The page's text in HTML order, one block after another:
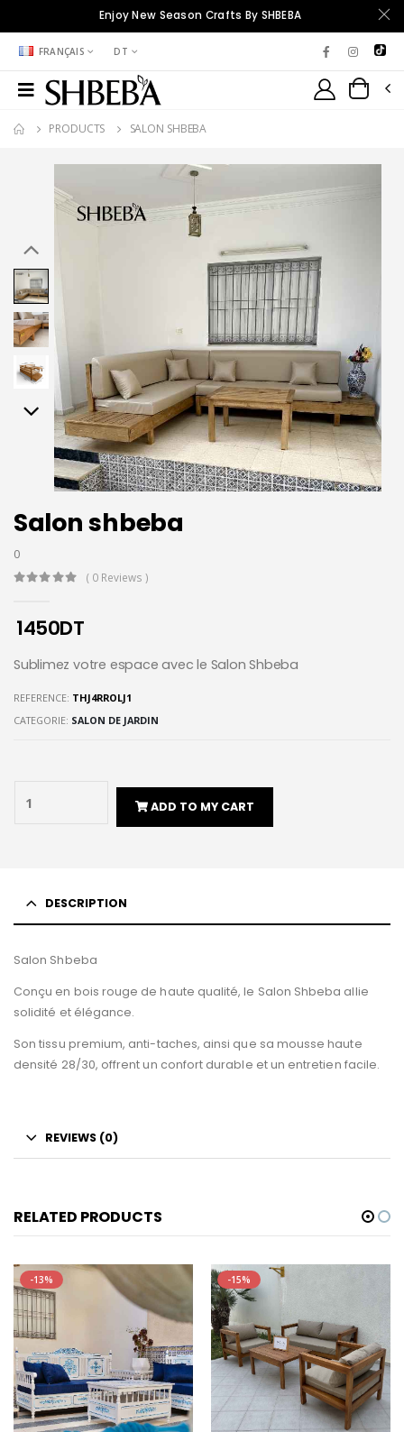
Enjoy New Season Crafts By SHBEBA
FRANÇAIS DT
PRODUCTS SALON SHBEBA
Salon shbeba
0
( 0 Reviews )
1450DT
Sublimez votre espace avec le Salon Shbeba
REFERENCE: THJ4RROLJ1
CATEGORIE: SALON DE JARDIN
ADD TO MY CART
DESCRIPTION
Salon Shbeba
Conçu en bois rouge de haute qualité, le Salon Shbeba allie
solidité et élégance.
Son tissu premium, anti-taches, ainsi que sa mousse haute
densité 28/30, offrent un confort durable et un entretien facile.
REVIEWS (0)
RELATED PRODUCTS
-13% -15%